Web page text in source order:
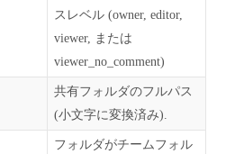
スレベル (owner, editor,
viewer, または
viewer_no_comment)
共有フォルダのフルパス
(小文字に変換済み).
フォルダがチームフォル